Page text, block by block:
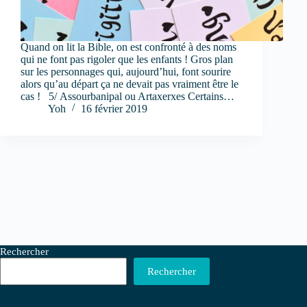
Quand on lit la Bible, on est confronté à des noms
qui ne font pas rigoler que les enfants ! Gros plan
sur les personnages qui, aujourd’hui, font sourire
alors qu’au départ ça ne devait pas vraiment être le
cas ! 5/ Assourbanipal ou Artaxerxes Certains…
Yoh
16 février 2019
Rechercher
Rechercher